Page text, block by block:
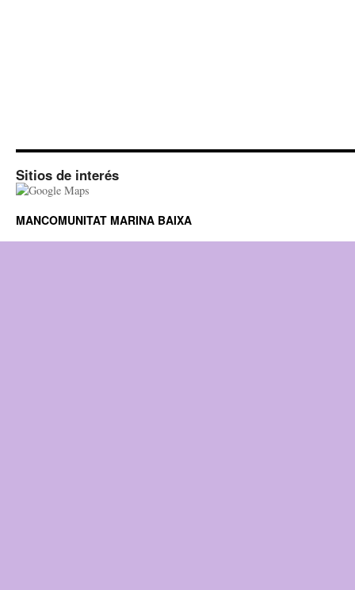
Sitios de interés
MANCOMUNITAT MARINA BAIXA